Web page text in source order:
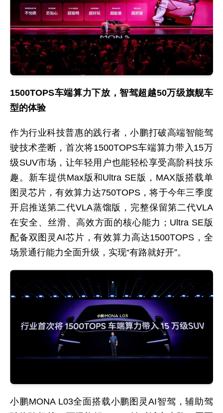
1500TOPS车端算力下放，智驾超越50万级旗舰车
型的体验
作为行业科技普惠的践行者，小鹏打破高端智能驾
驶技术垄断，首次将1500TOPS车端算力带入15万
级SUV市场，让年轻用户也能轻松享受高阶科技乐
趣。新车提供Max版和Ultra SE版，MAX版搭载单
图灵芯片，有效算力达750TOPS，将于今年三季度
开启推送第二代VLA蒸馏版，完整保留第二代VLA
在安全、丝滑、高效方面的核心能力；Ultra SE版
配备双图灵AI芯片，有效算力高达1500TOPS，全
场景通行能力全面升级，实现“有路就好开”。
小鹏MONA L03全面搭载小鹏图灵AI智驾，辅助驾